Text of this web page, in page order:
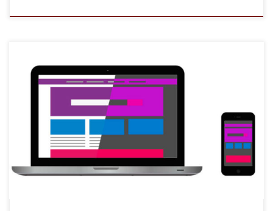
Come identificare il tema scuro del dispositivo in uso per far
cambiare tema al sito web con una semplice funzione
JavaScript.